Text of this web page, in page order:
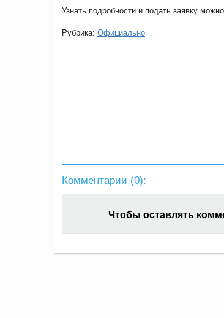
Узнать подробности и подать заявку
Рубрика: Официально
Комментарии (0):
Чтобы оставлять